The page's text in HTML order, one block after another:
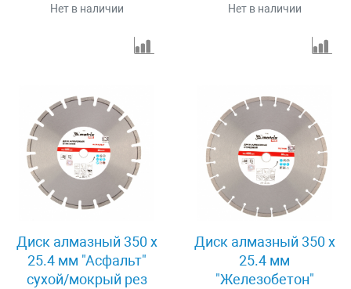
Нет в наличии Нет в наличии
Диск алмазный 350 х
25.4 мм "Асфальт"
сухой/мокрый рез
Диск алмазный 350 х
25.4 мм
"Железобетон"